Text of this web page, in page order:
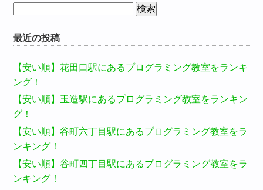
最近の投稿
【安い順】花田口駅にあるプログラミング教室をランキ
ング！
【安い順】玉造駅にあるプログラミング教室をランキン
グ！
【安い順】谷町六丁目駅にあるプログラミング教室をラ
ンキング！
【安い順】谷町四丁目駅にあるプログラミング教室をラ
ンキング！